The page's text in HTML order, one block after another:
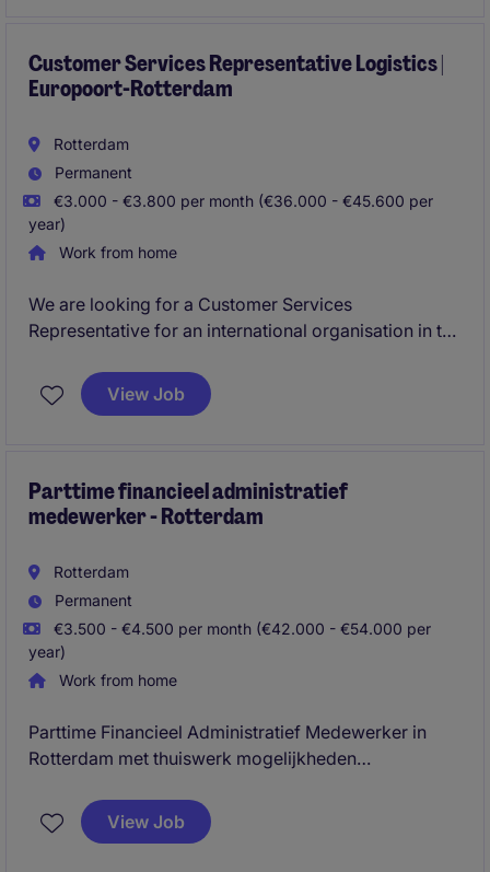
Customer Services Representative Logistics |
Europoort-Rotterdam
Rotterdam
Permanent
€3.000 - €3.800 per month (€36.000 - €45.600 per
year)
Work from home
We are looking for a Customer Services
Representative for an international organisation in the
within the transport (rail and road) and supply chain
sector, you will be responsible for customer
environment.
View Job
Parttime financieel administratief
medewerker - Rotterdam
Rotterdam
Permanent
€3.500 - €4.500 per month (€42.000 - €54.000 per
year)
Work from home
Parttime Financieel Administratief Medewerker in
Rotterdam met thuiswerk mogelijkheden
Werken bij een onderwijsinstelling
View Job